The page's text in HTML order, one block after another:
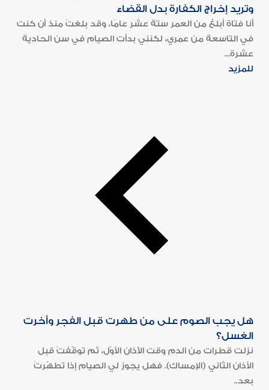
وتريد إخراج الكفارة بدل القضاء
أنا فتاة أبلغ من العمر ستة عشر عامًا، وقد بلغتُ منذ أن كنت
في التاسعة من عمري، لكنني بدأت الصيام في سن الحادية
عشرة...
للمزيد
هل يجب الصوم على من طهرت قبل الفجر وأخرت
الغسل؟
نزلت قطرات من الدم وقت الأذان الأوّل، ثم توقّفتْ قبل
الأذان الثاني (الإمساك). فهل يجوز لي الصيام إذا تطهّرتُ
بعد..